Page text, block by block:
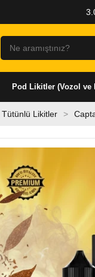
Ne aramıştınız?
Pod Likitler (Vozol ve
Tütünlü Likitler